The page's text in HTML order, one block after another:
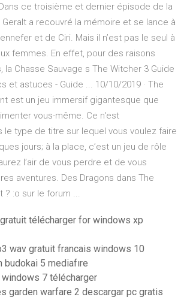
ce troisième et dernier épisode de la
Geralt a recouvré la mémoire et se lance à
et de Ciri. Mais il n’est pas le seul à
femmes. En effet, pour des raisons
la Chasse Sauvage s The Witcher 3 Guide
et astuces - Guide ... 10/10/2019 · The
est un jeu immersif gigantesque que
vous-même. Ce n'est
le type de titre sur lequel vous voulez faire
jours; à la place, c’est un jeu de rôle
l’air de vous perdre et de vous
aventures. Des Dragons dans The
? :o sur le forum ...
télécharger for windows xp
wav gratuit francais windows 10
budokai 5 mediafıre
7 télécharger
garden warfare 2 descargar pc gratis